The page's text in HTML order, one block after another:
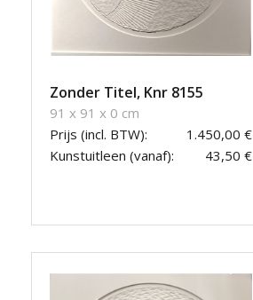
Zonder Titel, Knr 8155
91 x 91 x 0 cm
Prijs (incl. BTW):
1.450,00 €
Kunstuitleen (vanaf):
43,50 €